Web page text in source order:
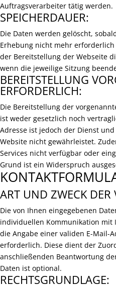
Auftragsverarbeiter tätig werden.
SPEICHERDAUER:
Die Daten werden gelöscht,
Erhebung nicht mehr
der Bereitstellung der Webseite
wenn die jeweilige Sitzung
BEREITSTELLUNG
ERFORDERLICH:
Die Bereitstellung der
ist weder gesetzlich noch
Adresse ist jedoch der Dienst
Website nicht gewährleistet.
Services nicht verfügbar oder
Grund ist ein Widerspruch
ART UND ZWECK DER
Die von Ihnen eingegebenen
individuellen Kommunikation mit
die Angabe einer validen E-Mail-
erforderlich. Diese dient der
anschließenden Beantwortung
Daten ist optional.
RECHTSGRUNDLAGE: